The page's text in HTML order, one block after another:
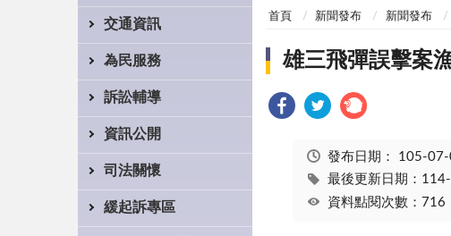
交通資訊
為民服務
訴訟輔導
資訊公開
司法關懷
緩起訴專區
首頁 新聞發布 新聞發布
雄三飛彈誤擊案
發布日期： 105-07-
最後更新日期：
資料點閱次數：716